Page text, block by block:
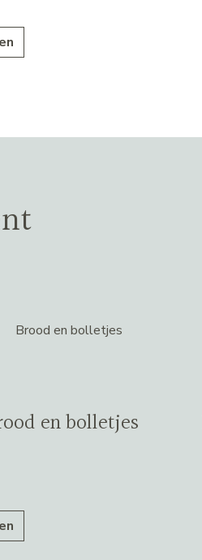
en bolletjes